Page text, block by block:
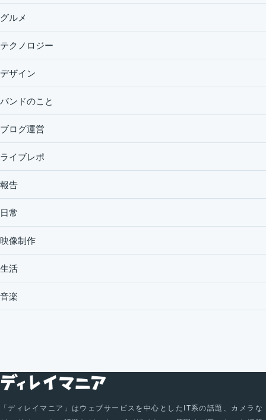
グルメ
テクノロジー
デザイン
バンドのこと
ブログ運営
ライブレポ
報告
日常
映像制作
生活
音楽
「ディレイマニア」はウェブサービスを中心としたIT系の話題、カメラな